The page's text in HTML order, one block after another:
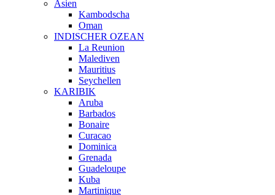
Asien
Kambodscha
Oman
INDISCHER OZEAN
La Reunion
Malediven
Mauritius
Seychellen
KARIBIK
Aruba
Barbados
Bonaire
Curacao
Dominica
Grenada
Guadeloupe
Kuba
Martinique